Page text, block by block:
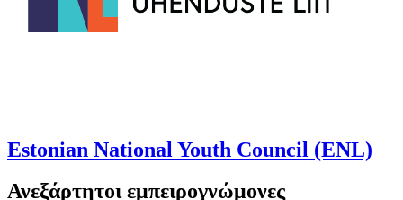
Estonian National Youth Council (ENL)
Ανεξάρτητοι εμπειρογνώμονες